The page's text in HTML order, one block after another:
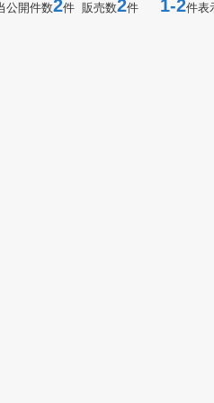
公開件数2件 販売数2件 1-2件表